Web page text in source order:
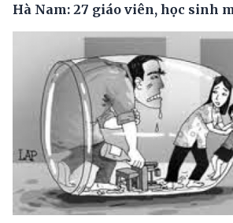
Hà Nam: 27 giáo viên, học sinh